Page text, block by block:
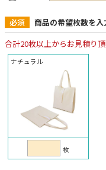
必須
商品の希望枚数を入
合計20枚以上からお見積り頂
ナチュラル
枚